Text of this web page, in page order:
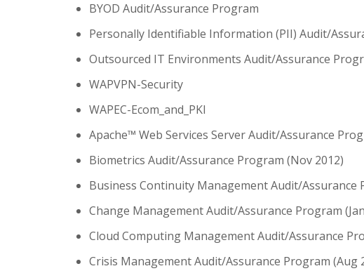
BYOD Audit/Assurance Program
Personally Identifiable Information (PII) Audit/
Outsourced IT Environments Audit/Assurance
WAPVPN-Security
WAPEC-Ecom_and_PKI
Apache™ Web Services Server Audit/Assurance
Biometrics Audit/Assurance Program (Nov 2012)
Business Continuity Management Audit/Assurance
Change Management Audit/Assurance Program
Cloud Computing Management Audit/Assurance
Crisis Management Audit/Assurance Program (Aug